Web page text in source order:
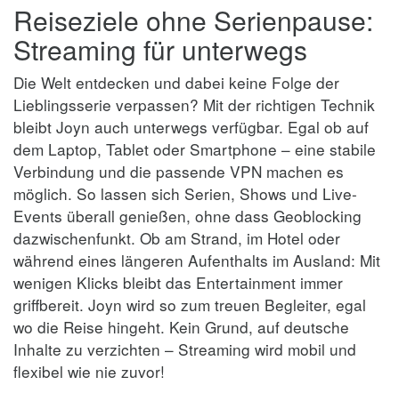
Reiseziele ohne Serienpause:
Streaming für unterwegs
Die Welt entdecken und dabei keine Folge der
Lieblingsserie verpassen? Mit der richtigen Technik
bleibt Joyn auch unterwegs verfügbar. Egal ob auf
dem Laptop, Tablet oder Smartphone – eine stabile
Verbindung und die passende VPN machen es
möglich. So lassen sich Serien, Shows und Live-
Events überall genießen, ohne dass Geoblocking
dazwischenfunkt. Ob am Strand, im Hotel oder
während eines längeren Aufenthalts im Ausland: Mit
wenigen Klicks bleibt das Entertainment immer
griffbereit. Joyn wird so zum treuen Begleiter, egal
wo die Reise hingeht. Kein Grund, auf deutsche
Inhalte zu verzichten – Streaming wird mobil und
flexibel wie nie zuvor!